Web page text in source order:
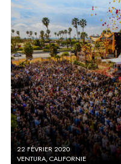
22 FÉVRIER 2020
VENTURA, CALIFORNIE